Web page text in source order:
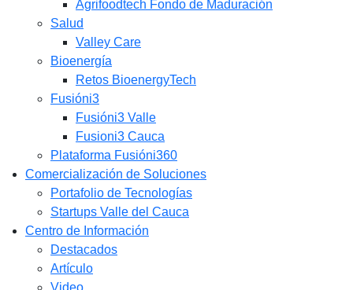
Agrifoodtech Fondo de Maduración
Salud
Valley Care
Bioenergía
Retos BioenergyTech
Fusióni3
Fusióni3 Valle
Fusioni3 Cauca
Plataforma Fusióni360
Comercialización de Soluciones
Portafolio de Tecnologías
Startups Valle del Cauca
Centro de Información
Destacados
Artículo
Video